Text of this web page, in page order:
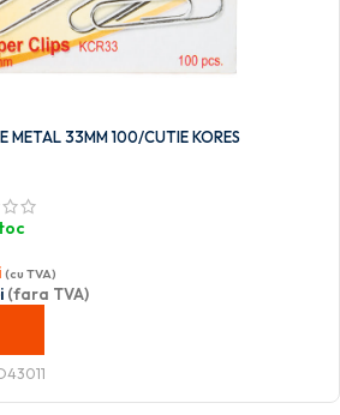
METAL 33MM 100/CUTIE KORES
(cu TVA)
(fara TVA)
ÎN COȘ